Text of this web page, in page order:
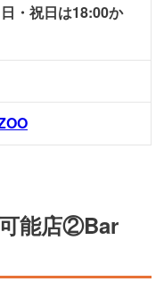
・祝日は18:00か
能店②Bar